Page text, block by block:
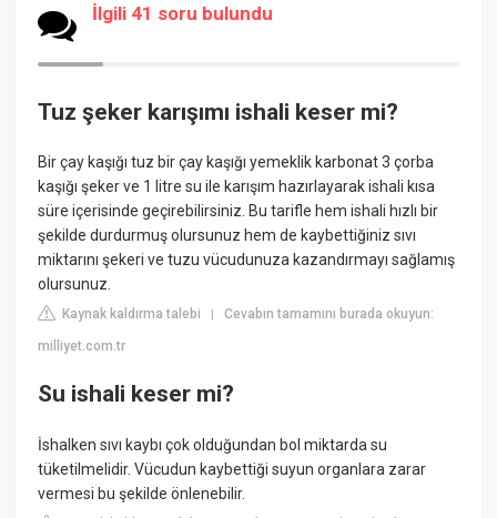
İlgili 41 soru bulundu
Tuz şeker karışımı ishali keser mi?
Bir çay kaşığı tuz bir çay kaşığı yemeklik karbonat 3 çorba
kaşığı şeker ve 1 litre su ile karışım hazırlayarak ishali kısa
süre içerisinde geçirebilirsiniz. Bu tarifle hem ishali hızlı bir
şekilde durdurmuş olursunuz hem de kaybettiğiniz sıvı
miktarını şekeri ve tuzu vücudunuza kazandırmayı sağlamış
olursunuz.
Kaynak kaldırma talebi |Cevabın tamamını burada okuyun:
milliyet.com.tr
Su ishali keser mi?
İshalken sıvı kaybı çok olduğundan bol miktarda su
tüketilmelidir. Vücudun kaybettiği suyun organlara zarar
vermesi bu şekilde önlenebilir.